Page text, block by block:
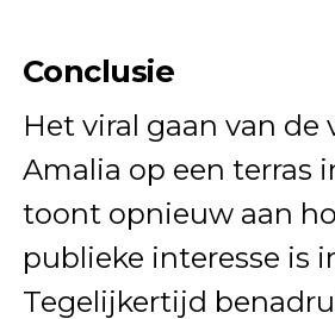
Conclusie
Het viral gaan van de
Amalia op een terras
toont opnieuw aan
publieke interesse is
Tegelijkertijd